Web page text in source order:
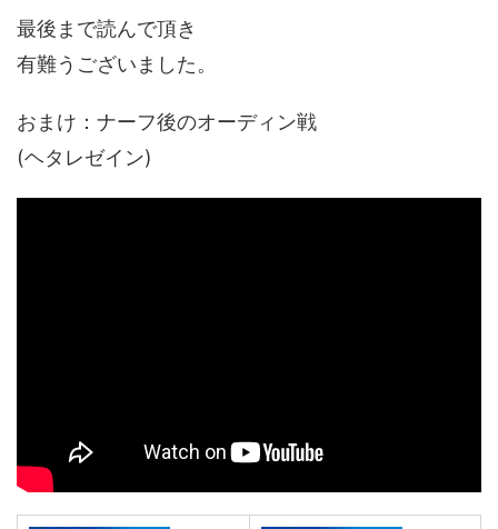
最後まで読んで頂き
有難うございました。
おまけ：ナーフ後のオーディン戦
(ヘタレゼイン)